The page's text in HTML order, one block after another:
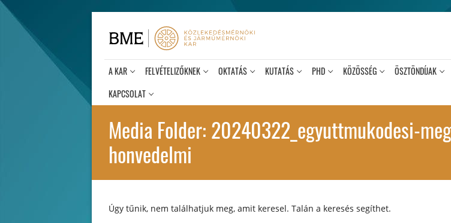
tartalomra
A KAR FELVÉTELIZŐKNEK OKTATÁS KUTATÁS PHD KÖZÖSSÉG ÖSZTÖNDÍJAK
KAPCSOLAT
Media Folder: 20240322_egyuttmukodesi-
honvedelmi
Úgy tűnik, nem találhatjuk meg, amit keresel. Talán a keresés segíthet.